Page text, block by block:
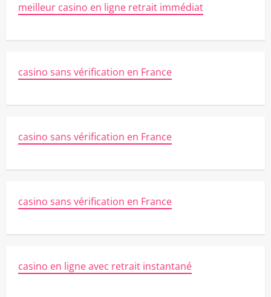
meilleur casino en ligne retrait immédiat
casino sans vérification en France
casino sans vérification en France
casino sans vérification en France
casino en ligne avec retrait instantané